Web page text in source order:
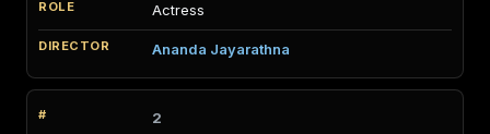
Actress
Ananda Jayarathna
2